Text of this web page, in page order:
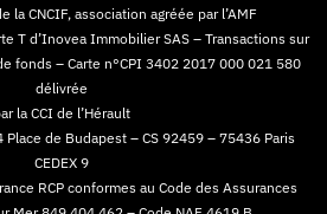
la CNCIF, association agréée par l’AMF
T d’Inovea Immobilier SAS – Transactions sur
fonds – Carte n°CPI 3402 2017 000 021 580
délivrée
la CCI de l’Hérault
Place de Budapest – CS 92459 – 75436 Paris
CEDEX 9
RCP conformes au Code des Assurances